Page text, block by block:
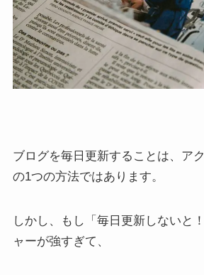
ブログを毎日更新することは、ア
の1つの方法ではあります。
しかし、もし「毎日更新しないと
ャーが強すぎて、